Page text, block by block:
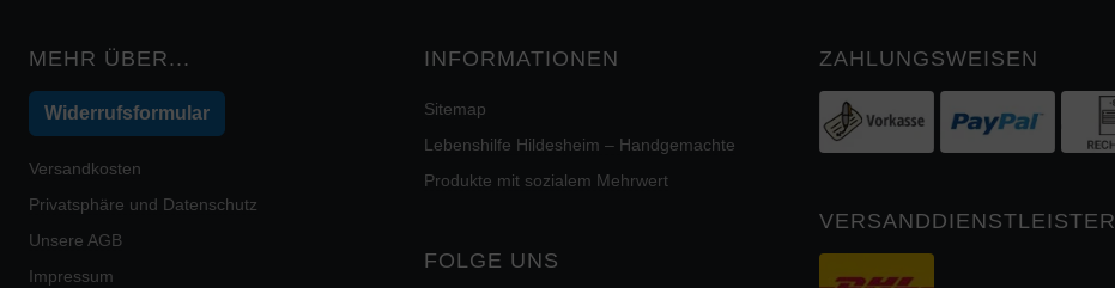
MEHR ÜBER...
Widerrufsformular
Versandkosten
Privatsphäre und Datenschutz
Unsere AGB
Impressum
INFORMATIONEN
Sitemap
Lebenshilfe Hildesheim – Handgemachte
Produkte mit sozialem Mehrwert
FOLGE UNS
ZAHLUNGSWEISEN
VERSANDDIENSTLEISTER